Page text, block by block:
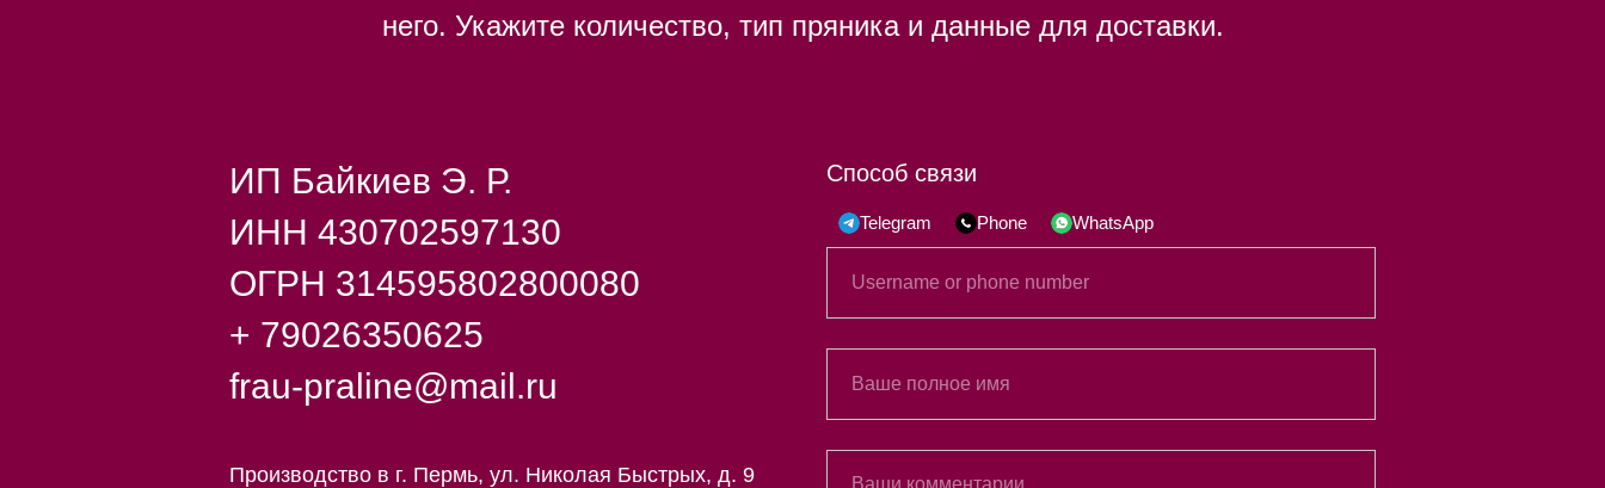
него. Укажите количество, тип пряника и данные для доставки.
ИП Байкиев Э. Р.
ИНН 430702597130
ОГРН 314595802800080
+ 79026350625
frau-praline@mail.ru
Производство в г. Пермь, ул. Николая Быстрых, д. 9
Способ связи
Telegram Phone WhatsApp